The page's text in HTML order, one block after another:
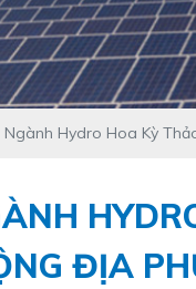
Hydro Hoa Kỳ
ĐỊA